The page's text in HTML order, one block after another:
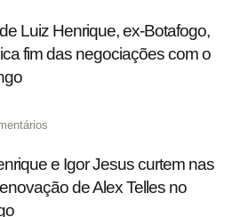
Luiz Henrique, ex-Botafogo,
fim das negociações com o
e Igor Jesus curtem nas
de Alex Telles no